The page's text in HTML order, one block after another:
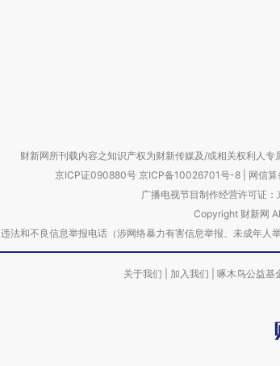
财新网所刊载内容之知识产权为财新传媒及/或相关权利人
京ICP证090880号 京ICP备10026701号-8 网信
广播电视节目制作经营许可证
Copyright 财新网
违法和不良信息举报电话（涉网络暴力有害信息举报、未成年
关于我们 加入我们 啄木鸟公益基